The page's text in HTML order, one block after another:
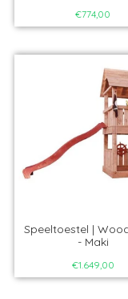
€774,00
Speeltoestel |
- Maki
€1.649,00